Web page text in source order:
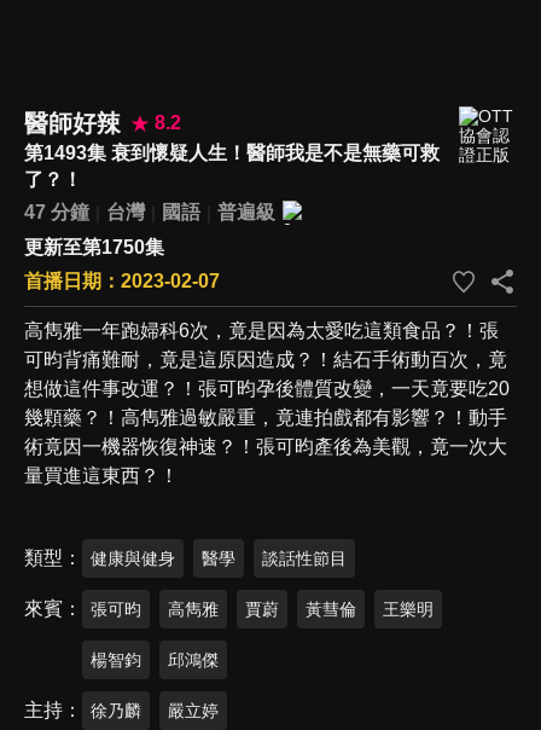
醫師好辣
8.2
第1493集 衰到懷疑人生！醫師我是不是無藥可救
了？！
47 分鐘
台灣 國語
普遍級
更新至第1750集
首播日期：2023-02-07
高雋雅一年跑婦科6次，竟是因為太愛吃這類食品？！張
可昀背痛難耐，竟是這原因造成？！結石手術動百次，竟
想做這件事改運？！張可昀孕後體質改變，一天竟要吃20
幾顆藥？！高雋雅過敏嚴重，竟連拍戲都有影響？！動手
術竟因一機器恢復神速？！張可昀產後為美觀，竟一次大
量買進這東西？！
類型 健康與健身 醫學 談話性節目
來賓 張可昀 高雋雅 賈蔚 黃彗倫 王樂明
楊智鈞 邱鴻傑
主持 徐乃麟 嚴立婷